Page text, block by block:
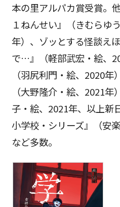
本の里アルパカ賞受賞。
１ねんせい』（きむらゆ
年）、ゾッとする怪談え
で…』（軽部武宏・絵、
（羽尻利門・絵、2020年
（大野隆介・絵、2021
子・絵、2021年、以上新
小学校・シリーズ』（安
など多数。